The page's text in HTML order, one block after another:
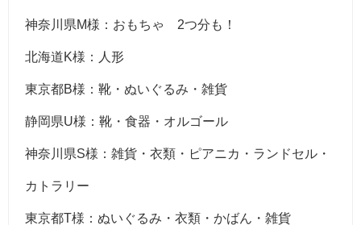
神奈川県M様：おもちゃ 2つ分も！
北海道K様：人形
東京都B様：靴・ぬいぐるみ・雑貨
静岡県U様：靴・食器・オルゴール
神奈川県S様：雑貨・衣類・ピアニカ・ランドセル・
カトラリー
東京都T様：ぬいぐるみ・衣類・かばん・雑貨